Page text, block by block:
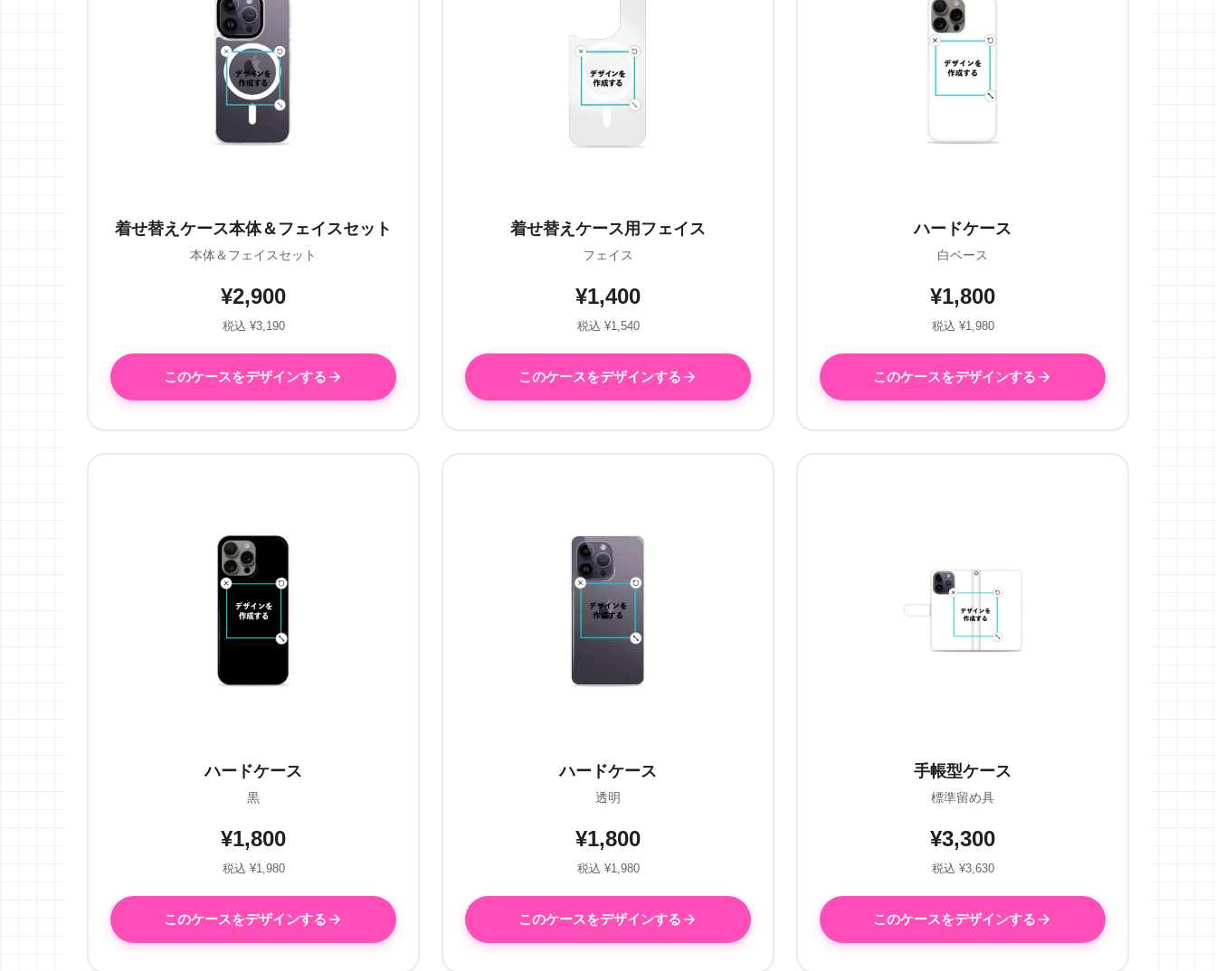
着せ替えケース本体＆フェイスセット
本体＆フェイスセット
¥2,900
税込 ¥3,190
このケースをデザインする
着せ替えケース用フェイス
フェイス
¥1,400
税込 ¥1,540
このケースをデザインする
ハードケース
白ベース
¥1,800
税込 ¥1,980
このケースをデザインする
ハードケース
黒
¥1,800
税込 ¥1,980
このケースをデザインする
ハードケース
透明
¥1,800
税込 ¥1,980
このケースをデザインする
手帳型ケース
標準留め具
¥3,300
税込 ¥3,630
このケースをデザインする